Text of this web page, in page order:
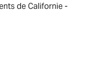
de Californie -